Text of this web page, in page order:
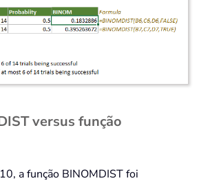
versus função
a função BINOMDIST foi